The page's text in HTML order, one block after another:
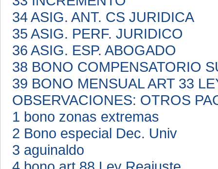
34 ASIG. ANT. CS JURIDICA
35 ASIG. PERF. JURIDICO
36 ASIG. ESP. ABOGADO
38 BONO COMPENSATORIO
39 BONO MENSUAL ART 33
OBSERVACIONES: OTROS
1 bono zonas extremas
2 Bono especial Dec. Univ
3 aguinaldo